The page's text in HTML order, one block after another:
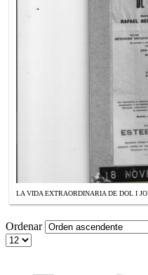
LA VIDA EXTRAORDINARIA DE DOL I JO
Ordenar